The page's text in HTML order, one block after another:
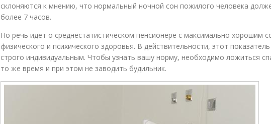
склоняются к мнению, что нормальный ночной сон пожилого человека
более 7 часов.
Но речь идет о среднестатистическом пенсионере с максимально хорошим
физического и психического здоровья. В действительности, этот
строго индивидуальным. Чтобы узнать вашу норму, необходимо ложиться
то же время и при этом не заводить будильник.